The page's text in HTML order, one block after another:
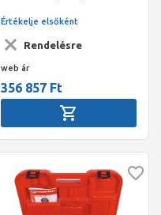
Rendelésre
Értékelje elsőként
web ár
356 857 Ft